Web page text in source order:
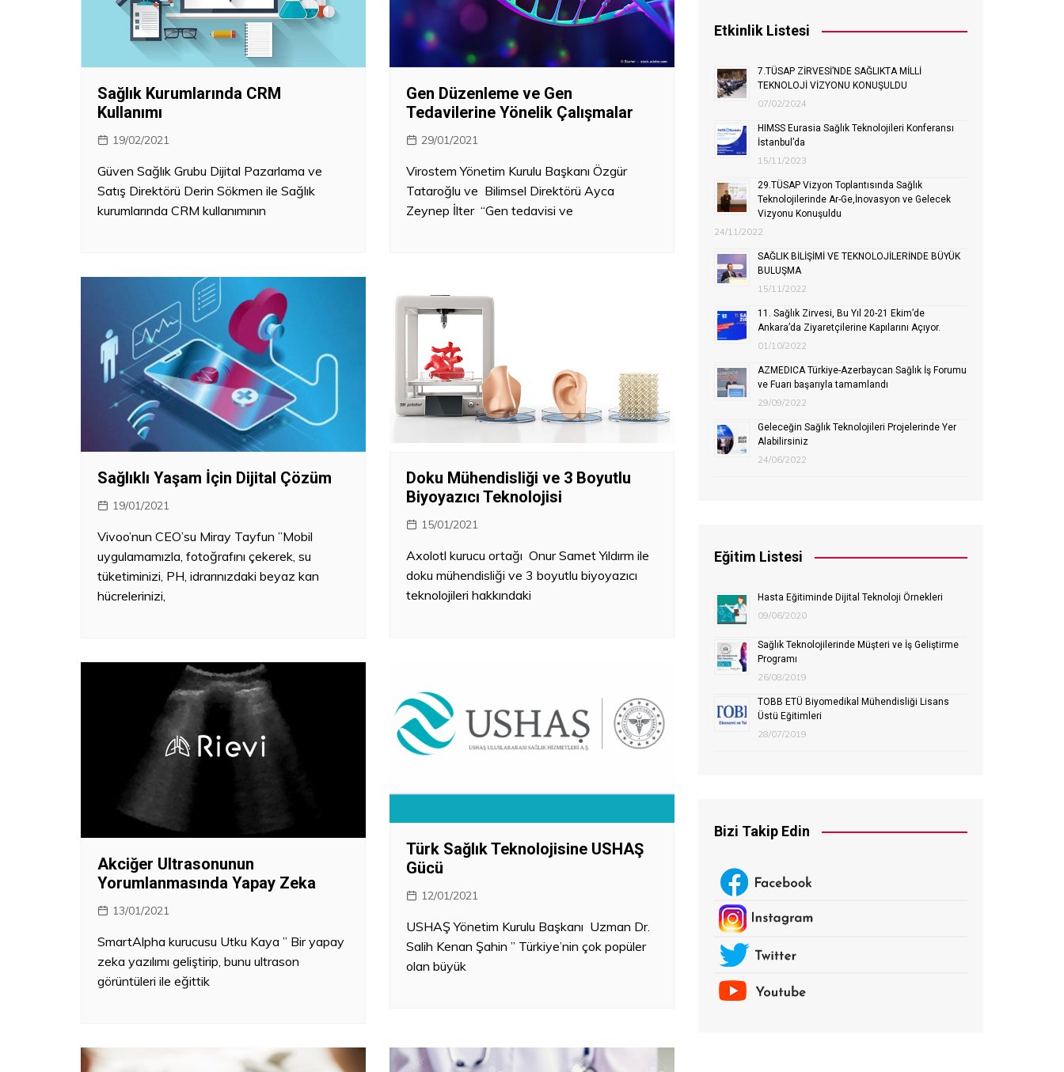
Kanun – Politika
Artırılmış ve Sanal Gerçeklik
Kablosuz Uygulamalar
/Biyosensörler
Sağlık Kurumlarında CRM
Kullanımı
19/02/2021
Güven Sağlık Grubu Dijital Pazarlama ve
Satış Direktörü Derin Sökmen ile Sağlık
kurumlarında CRM kullanımının
Gen Düzenleme ve Gen
Tedavilerine Yönelik Çalışmalar
29/01/2021
Virostem Yönetim Kurulu Başkanı Özgür
Tataroğlu ve Bilimsel Direktörü Ayca
Zeynep İlter “Gen tedavisi ve
Sağlıklı Yaşam İçin Dijital Çözüm
19/01/2021
Vivoo’nun CEO’su Miray Tayfun ”Mobil
uygulamamızla, fotoğrafını çekerek, su
tüketiminizi, PH, idrarınızdaki beyaz kan
hücrelerinizi,
Doku Mühendisliği ve 3 Boyutlu
Biyoyazıcı Teknolojisi
15/01/2021
Axolotl kurucu ortağı Onur Samet Yıldırm ile
doku mühendisliği ve 3 boyutlu biyoyazıcı
teknolojileri hakkındaki
Akciğer Ultrasonunun
Yorumlanmasında Yapay Zeka
13/01/2021
SmartAlpha kurucusu Utku Kaya ” Bir yapay
zeka yazılımı geliştirip, bunu ultrason
görüntüleri ile eğittik
Türk Sağlık Teknolojisine USHAŞ
Gücü
12/01/2021
USHAŞ Yönetim Kurulu Başkanı Uzman Dr.
Salih Kenan Şahin ” Türkiye’nin çok popüler
olan büyük
Etkinlik Listesi
7.TÜSAP ZİRVESİ’NDE SAĞLIKTA MİLLİ
TEKNOLOJİ VİZYONU KONUŞULDU
07/02/2024
HIMSS Eurasia Sağlık Teknolojileri Konferansı
İstanbul’da
15/11/2023
29.TÜSAP Vizyon Toplantısında Sağlık
Teknolojilerinde Ar-Ge,İnovasyon ve Gelecek
Vizyonu Konuşuldu
24/11/2022
SAĞLIK BİLİŞİMİ VE TEKNOLOJİLERİNDE BÜYÜK
BULUŞMA
15/11/2022
11. Sağlık Zirvesi, Bu Yıl 20-21 Ekim’de
Ankara’da Ziyaretçilerine Kapılarını Açıyor.
01/10/2022
AZMEDICA Türkiye-Azerbaycan Sağlık İş Forumu
ve Fuarı başarıyla tamamlandı
29/09/2022
Geleceğin Sağlık Teknolojileri Projelerinde Yer
Alabilirsiniz
24/06/2022
Eğitim Listesi
Hasta Eğitiminde Dijital Teknoloji Örnekleri
09/06/2020
Sağlık Teknolojilerinde Müşteri ve İş Geliştirme
Programı
26/08/2019
TOBB ETÜ Biyomedikal Mühendisliği Lisans
Üstü Eğitimleri
28/07/2019
Bizi Takip Edin